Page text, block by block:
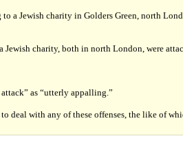
a Jewish charity in Golders Green, north
Jewish charity, both in north London, were
as “utterly appalling.”
with any of these offenses, the like of